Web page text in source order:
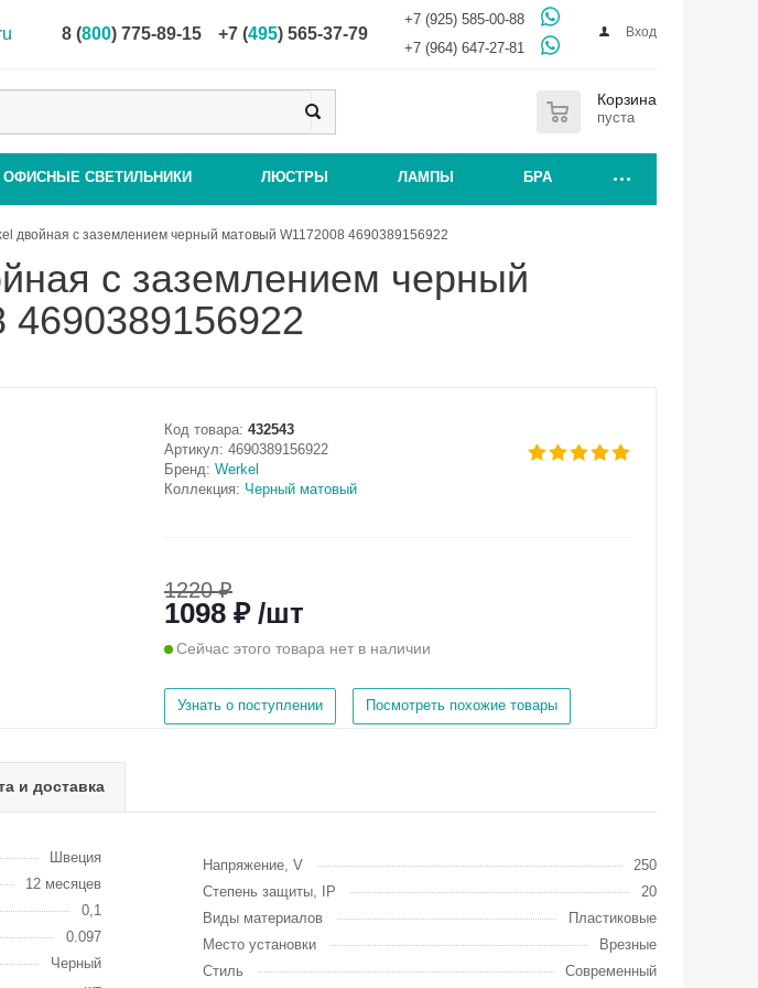
8 (800) 775-89-15 +7 (495) 565-37-79
+7 (925) 585-00-88
+7 (964) 647-27-81
Вход
Корзина
пуста
ОФИСНЫЕ СВЕТИЛЬНИКИ ЛЮСТРЫ ЛАМПЫ БРА
двойная с заземлением черный матовый W1172008 4690389156922
с заземлением черный
4690389156922
Код товара: 432543
Артикул: 4690389156922
Бренд: Werkel
Коллекция: Черный матовый
1220 ₽
1098 ₽ /шт
Сейчас этого товара нет в наличии
Узнать о поступлении Посмотреть похожие товары
и доставка
Швеция
12 месяцев
0,1
0.097
Черный
Напряжение, V
250
Степень защиты, IP
20
Виды материалов
Пластиковые
Место установки
Врезные
Стиль
Современный